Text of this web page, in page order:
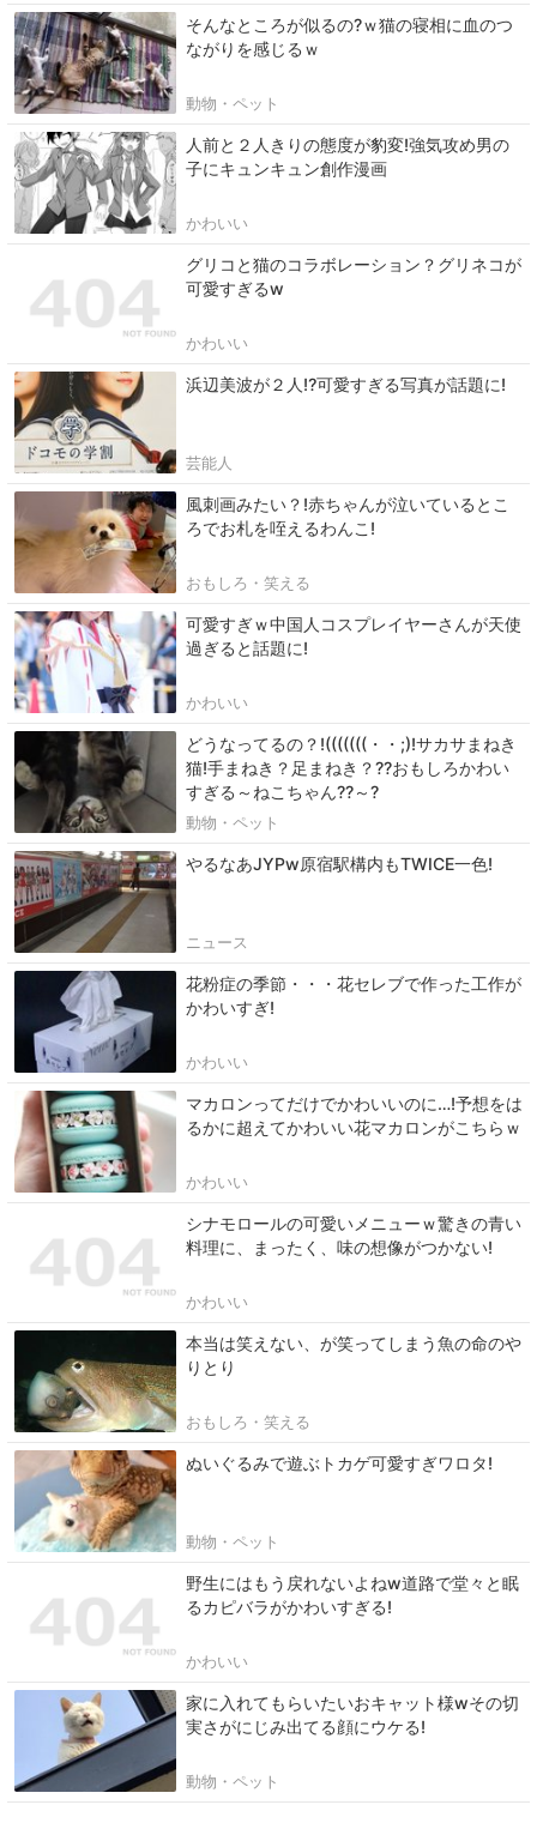
そんなところが似るの?ｗ猫の寝相に血のつ
ながりを感じるｗ
動物・ペット
人前と２人きりの態度が豹変!強気攻め男の
子にキュンキュン創作漫画
かわいい
グリコと猫のコラボレーション？グリネコが
可愛すぎるw
かわいい
浜辺美波が２人⁉可愛すぎる写真が話題に!
芸能人
風刺画みたい？!赤ちゃんが泣いているとこ
ろでお札を咥えるわんこ!
おもしろ・笑える
可愛すぎｗ中国人コスプレイヤーさんが天使
過ぎると話題に!
かわいい
どうなってるの？!(((((((・・;)!サカサまねき
猫!手まねき？足まねき？??おもしろかわい
すぎる～ねこちゃん??～?
動物・ペット
やるなあJYPw原宿駅構内もTWICE一色!
ニュース
花粉症の季節・・・花セレブで作った工作が
かわいすぎ!
かわいい
マカロンってだけでかわいいのに…!予想をは
るかに超えてかわいい花マカロンがこちらｗ
かわいい
シナモロールの可愛いメニューｗ驚きの青い
料理に、まったく、味の想像がつかない!
かわいい
本当は笑えない、が笑ってしまう魚の命のや
りとり
おもしろ・笑える
ぬいぐるみで遊ぶトカゲ可愛すぎワロタ!
動物・ペット
野生にはもう戻れないよねw道路で堂々と眠
るカピバラがかわいすぎる!
かわいい
家に入れてもらいたいおキャット様wその切
実さがにじみ出てる顔にウケる!
動物・ペット